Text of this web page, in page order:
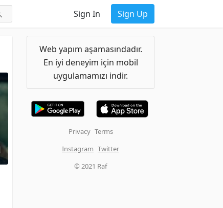
Sign In Sign Up
Web yapım aşamasındadır.
En iyi deneyim için mobil
uygulamamızı indir.
Privacy Terms
Instagram Twitter
© 2021 Raf